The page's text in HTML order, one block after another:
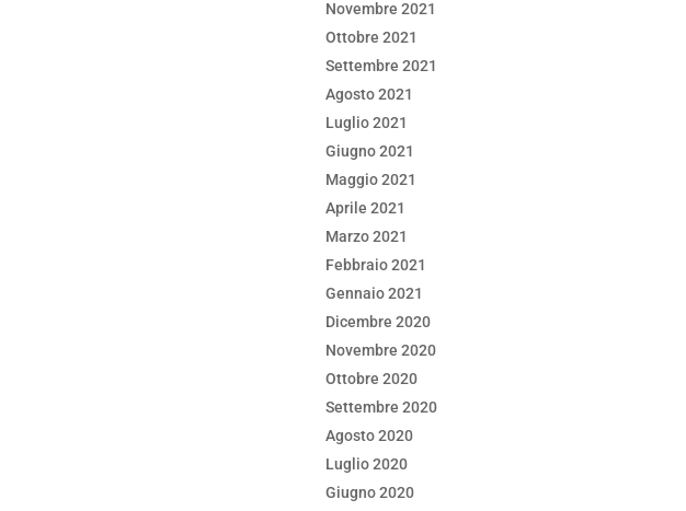
Novembre 2021
Ottobre 2021
Settembre 2021
Agosto 2021
Luglio 2021
Giugno 2021
Maggio 2021
Aprile 2021
Marzo 2021
Febbraio 2021
Gennaio 2021
Dicembre 2020
Novembre 2020
Ottobre 2020
Settembre 2020
Agosto 2020
Luglio 2020
Giugno 2020